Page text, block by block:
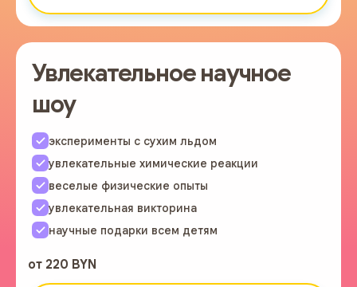
Увлекательное научное
шоу
эксперименты с сухим льдом
увлекательные химические реакции
веселые физические опыты
увлекательная викторина
научные подарки всем детям
от 220 BYN